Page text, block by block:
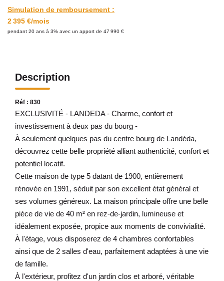
Simulation de remboursement :
2 395 €/mois
pendant 20 ans à 3% avec un apport de 47 990 €
Description
Réf : 830
EXCLUSIVITÉ - LANDEDA - Charme, confort et
investissement à deux pas du bourg -
À seulement quelques pas du centre bourg de Landéda,
découvrez cette belle propriété alliant authenticité, confort et
potentiel locatif.
Cette maison de type 5 datant de 1900, entièrement
rénovée en 1991, séduit par son excellent état général et
ses volumes généreux. La maison principale offre une belle
pièce de vie de 40 m² en rez-de-jardin, lumineuse et
idéalement exposée, propice aux moments de convivialité.
À l'étage, vous disposerez de 4 chambres confortables
ainsi que de 2 salles d'eau, parfaitement adaptées à une vie
de famille.
À l'extérieur, profitez d'un jardin clos et arboré, véritable